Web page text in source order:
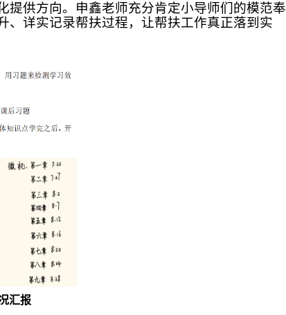
提供方向。申鑫老师充分肯定小导师们的模范奉
、详实记录帮扶过程，让帮扶工作真正落到实
汇报